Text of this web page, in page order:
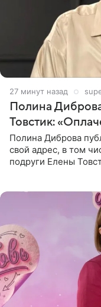
27 минут назад
Полина
Товстик:
Полина Диброва
свой адрес, в том
подруги Елены